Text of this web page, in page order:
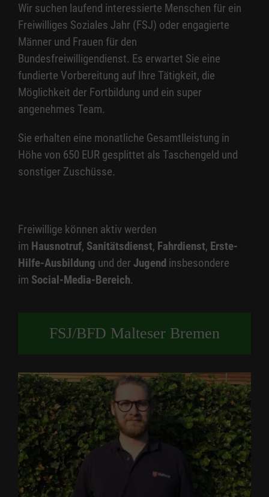
Wir suchen laufend interessierte Menschen für ein
Freiwilliges Soziales Jahr (FSJ) oder engagierte
Männer und Frauen für den
Bundesfreiwilligendienst. Es erwartet Sie eine
fundierte Vorbereitung auf Ihre Tätigkeit, die
Möglichkeit der Fortbildung und ein super
angenehmes Team.
Sie erhalten eine monatliche Gesamtlleistung in
Höhe von 650 EUR gesplittet als Taschengeld und
sonstiger Zuschüsse.
Freiwillige können aktiv werden
im Hausnotruf, Sanitätsdienst, Fahrdienst, Erste-
Hilfe-Ausbildung und der Jugend insbesondere
im Social-Media-Bereich.
FSJ/BFD Malteser Bremen